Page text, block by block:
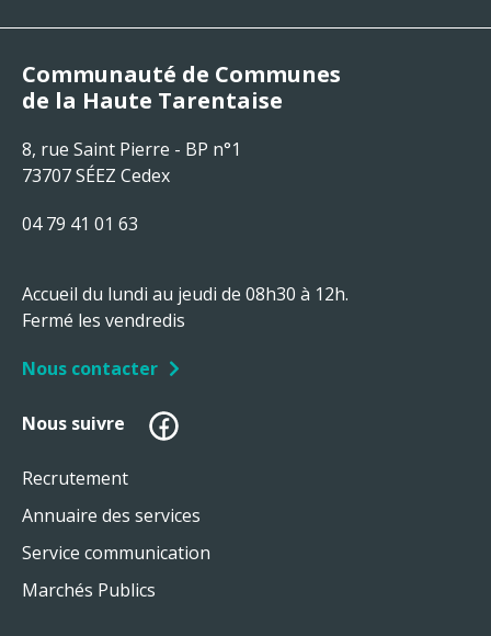
Communauté de Communes
de la Haute Tarentaise
8, rue Saint Pierre - BP n°1
73707 SÉEZ Cedex
04 79 41 01 63
Accueil du lundi au jeudi de 08h30 à 12h.
Fermé les vendredis
Nous contacter
Nous suivre
Recrutement
Annuaire des services
Service communication
Marchés Publics